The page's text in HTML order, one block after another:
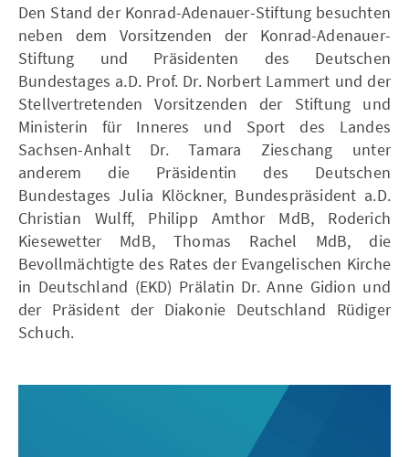
Den Stand der Konrad-Adenauer-Stiftung besuchten
neben dem Vorsitzenden der Konrad-Adenauer-
Stiftung und Präsidenten des Deutschen
Bundestages a.D. Prof. Dr. Norbert Lammert und der
Stellvertretenden Vorsitzenden der Stiftung und
Ministerin für Inneres und Sport des Landes
Sachsen-Anhalt Dr. Tamara Zieschang unter
anderem die Präsidentin des Deutschen
Bundestages Julia Klöckner, Bundespräsident a.D.
Christian Wulff, Philipp Amthor MdB, Roderich
Kiesewetter MdB, Thomas Rachel MdB, die
Bevollmächtigte des Rates der Evangelischen Kirche
in Deutschland (EKD) Prälatin Dr. Anne Gidion und
der Präsident der Diakonie Deutschland Rüdiger
Schuch.